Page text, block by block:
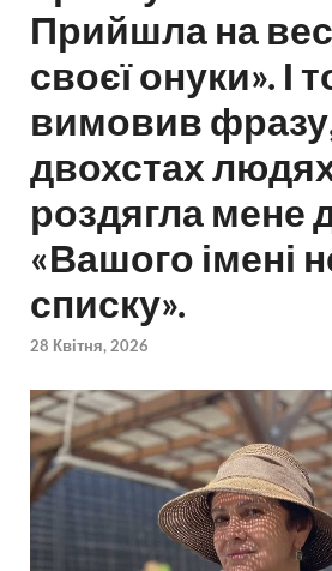
Прийшла на
своєї онуки». І
вимовив
двохстах
роздягла мене
«Вашого імені
списку».
28 Квітня, 2026